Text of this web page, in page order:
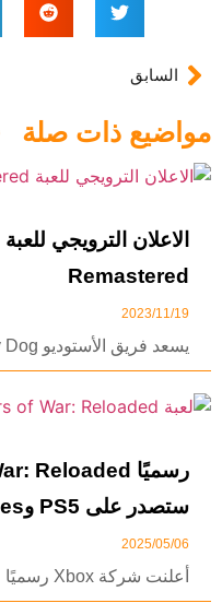
السابق
مواضيع ذات صلة
Remastered
2023/11/19
يسعد فريق الأستوديو Naughty Dog...
ستصدر على PS5 وXbox Series وPC
2025/05/06
أعلنت شركة Xbox رسميًا عن Gears...